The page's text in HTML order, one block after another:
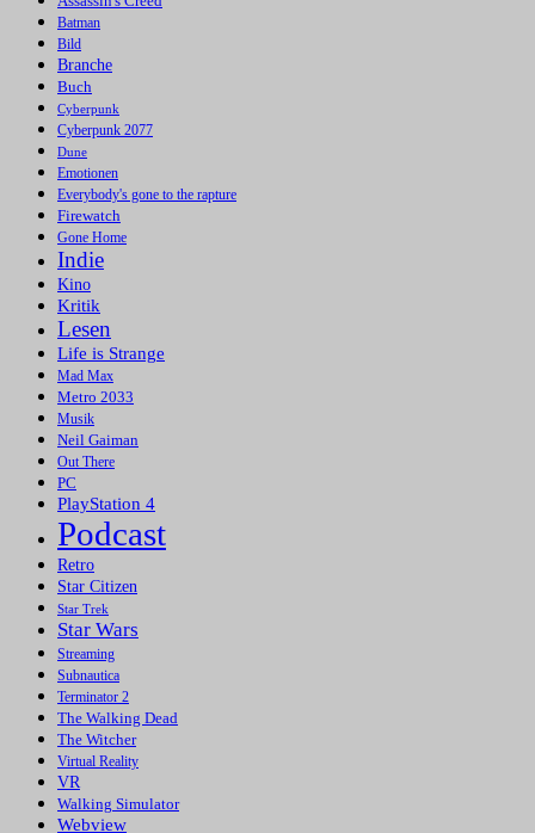
Batman
Bild
Branche
Buch
Cyberpunk
Cyberpunk 2077
Dune
Emotionen
Everybody's gone to the rapture
Firewatch
Gone Home
Indie
Kino
Kritik
Lesen
Life is Strange
Mad Max
Metro 2033
Musik
Neil Gaiman
Out There
PC
PlayStation 4
Podcast
Retro
Star Citizen
Star Trek
Star Wars
Streaming
Subnautica
Terminator 2
The Walking Dead
The Witcher
Virtual Reality
VR
Walking Simulator
Webview